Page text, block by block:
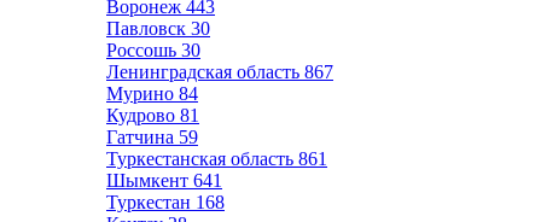
Воронеж 443
Павловск 30
Россошь 30
Ленинградская область 867
Мурино 84
Кудрово 81
Гатчина 59
Туркестанская область 861
Шымкент 641
Туркестан 168